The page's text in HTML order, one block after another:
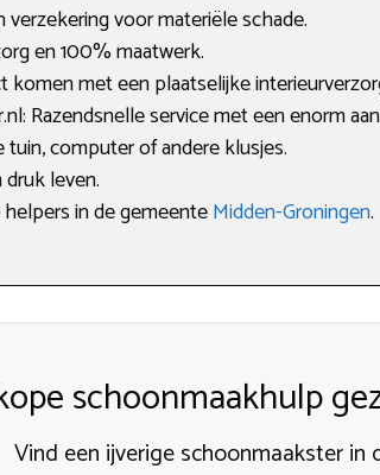
voor materiële schade.
en 100% maatwerk.
komen met een plaatselijke
Razendsnelle service met een enorm
computer of andere klusjes.
leven.
in de gemeenteMidden-Groningen.
schoonmaakhulp
Vind een ijverige schoonmaakster in